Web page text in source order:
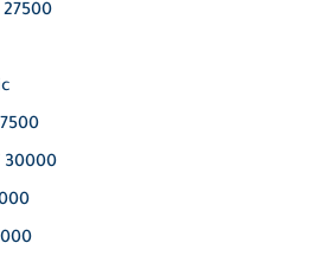
27500
30000